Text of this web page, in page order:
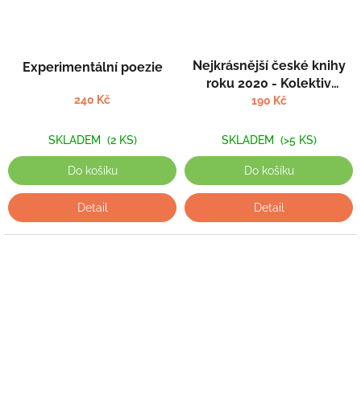
Experimentální poezie
240 Kč
SKLADEM (2 KS)
Do košíku
Detail
Nejkrásnější české knihy
roku 2020 - Kolektiv
autorů
190 Kč
SKLADEM (>5 KS)
Do košíku
Detail